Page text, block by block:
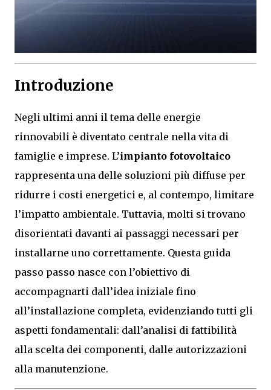
Introduzione
Negli ultimi anni il tema delle energie
rinnovabili è diventato centrale nella vita di
famiglie e imprese. L’impianto fotovoltaico
rappresenta una delle soluzioni più diffuse per
ridurre i costi energetici e, al contempo, limitare
l’impatto ambientale. Tuttavia, molti si trovano
disorientati davanti ai passaggi necessari per
installarne uno correttamente. Questa guida
passo passo nasce con l’obiettivo di
accompagnarti dall’idea iniziale fino
all’installazione completa, evidenziando tutti gli
aspetti fondamentali: dall’analisi di fattibilità
alla scelta dei componenti, dalle autorizzazioni
alla manutenzione.